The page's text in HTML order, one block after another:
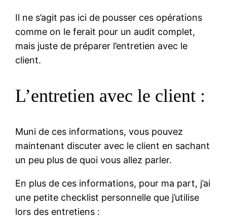
Il ne s’agit pas ici de pousser ces opérations
comme on le ferait pour un audit complet,
mais juste de préparer l’entretien avec le
client.
L’entretien avec le client :
Muni de ces informations, vous pouvez
maintenant discuter avec le client en sachant
un peu plus de quoi vous allez parler.
En plus de ces informations, pour ma part, j’ai
une petite checklist personnelle que j’utilise
lors des entretiens :